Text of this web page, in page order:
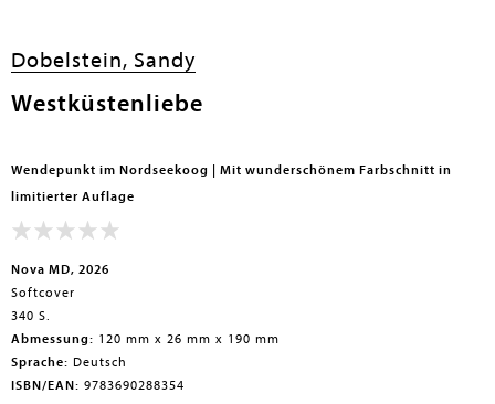
Dobelstein, Sandy
Westküstenliebe
Wendepunkt im Nordseekoog | Mit wunderschönem Farbschnitt in
limitierter Auflage
Nova MD, 2026
Softcover
340 S.
Abmessung: 120 mm x 26 mm x 190 mm
Sprache: Deutsch
ISBN/EAN: 9783690288354